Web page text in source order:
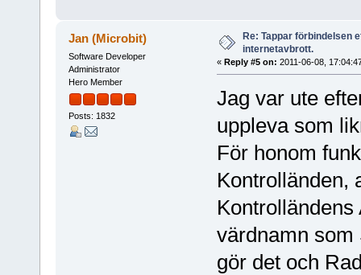
Jan (Microbit)
Software Developer
Administrator
Hero Member
Posts: 1832
Re: Tappar förbindelsen
internetavbrott.
« Reply #5 on: 2011-06-08,
Jag var ute
uppleva som
För honom
Kontrolländen,
värdnamn som
gör det och